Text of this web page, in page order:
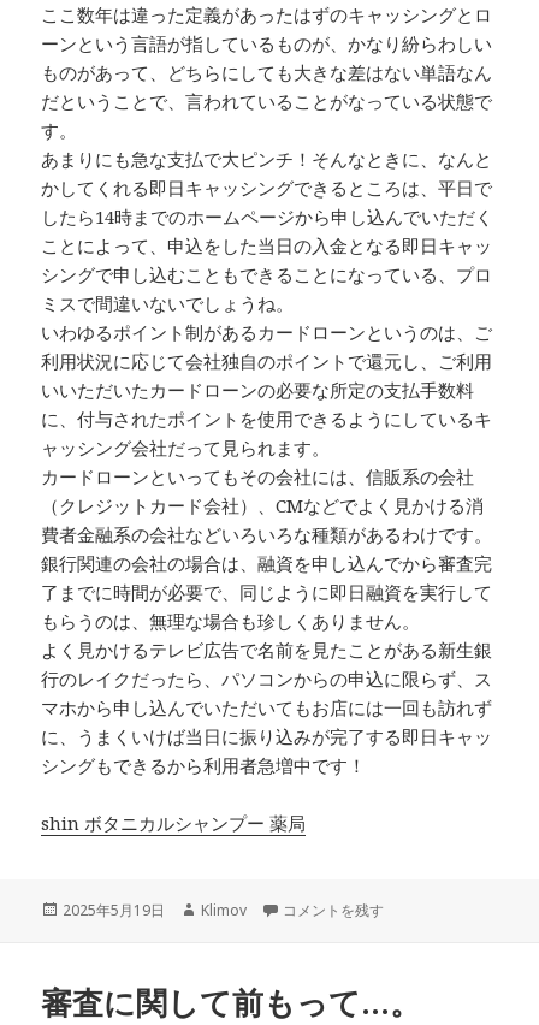
ここ数年は違った定義があったはずのキャッシングとロ
ーンという言語が指しているものが、かなり紛らわしい
ものがあって、どちらにしても大きな差はない単語なん
だということで、言われていることがなっている状態で
す。
あまりにも急な支払で大ピンチ！そんなときに、なんと
かしてくれる即日キャッシングできるところは、平日で
したら14時までのホームページから申し込んでいただく
ことによって、申込をした当日の入金となる即日キャッ
シングで申し込むこともできることになっている、プロ
ミスで間違いないでしょうね。
いわゆるポイント制があるカードローンというのは、ご
利用状況に応じて会社独自のポイントで還元し、ご利用
いいただいたカードローンの必要な所定の支払手数料
に、付与されたポイントを使用できるようにしているキ
ャッシング会社だって見られます。
カードローンといってもその会社には、信販系の会社
（クレジットカード会社）、CMなどでよく見かける消
費者金融系の会社などいろいろな種類があるわけです。
銀行関連の会社の場合は、融資を申し込んでから審査完
了までに時間が必要で、同じように即日融資を実行して
もらうのは、無理な場合も珍しくありません。
よく見かけるテレビ広告で名前を見たことがある新生銀
行のレイクだったら、パソコンからの申込に限らず、ス
マホから申し込んでいただいてもお店には一回も訪れず
に、うまくいけば当日に振り込みが完了する即日キャッ
シングもできるから利用者急増中です！
shin ボタニカルシャンプー 薬局
投
2025年5月19日
作
Klimov カードローンといってもその会社には
コメントを残す
審査に関して前もって…。